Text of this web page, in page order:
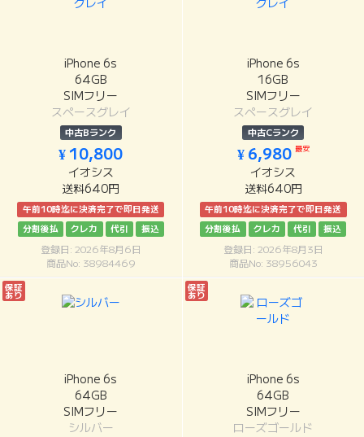
iPhone 6s
64GB
SIMフリー
スペースグレイ
中古Bランク
¥ 10,800
イオシス
送料640円
午前10時迄に決済完了で即日発送
分割後払
クレカ 代引 振込
登録日: 2026年8月6日
商品No: 38984469
iPhone 6s
16GB
SIMフリー
スペースグレイ
中古Cランク
¥ 6,980 最安
イオシス
送料640円
午前10時迄に決済完了で即日発送
分割後払
クレカ 代引 振込
登録日: 2026年8月3日
商品No: 38956043
保証
あり
iPhone 6s
64GB
SIMフリー
シルバー
保証
あり
iPhone 6s
64GB
SIMフリー
ローズゴールド